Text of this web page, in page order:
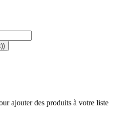
ajouter des produits à votre liste